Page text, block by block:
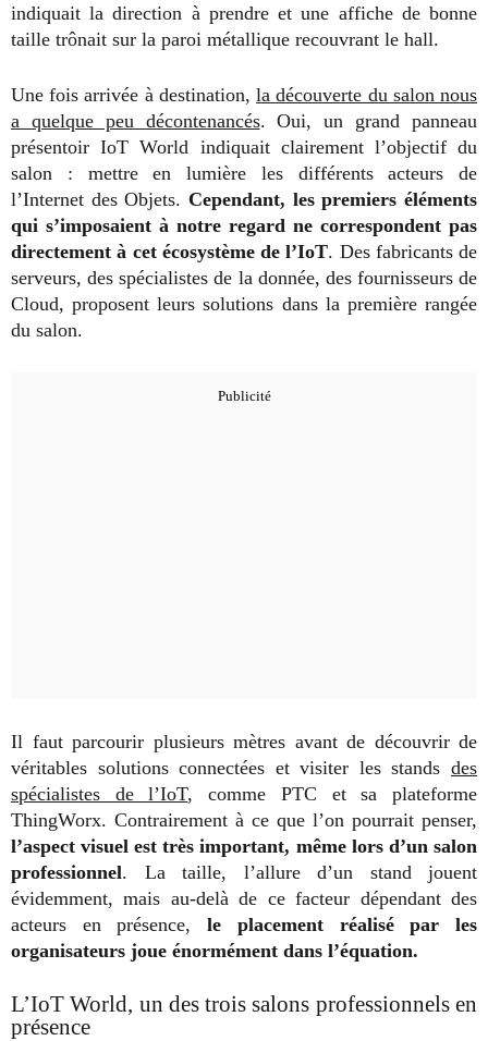
indiquait la direction à prendre et une affiche de bonne
taille trônait sur la paroi métallique recouvrant le hall.
Une fois arrivée à destination,la découverte du salon nous
a quelque peu décontenancés. Oui, un grand panneau
présentoir IoT World indiquait clairement l’objectif du
salon : mettre en lumière les différents acteurs de
l’Internet des Objets. Cependant, les premiers éléments
qui s’imposaient à notre regard ne correspondent pas
directement à cet écosystème de l’IoT. Des fabricants de
serveurs, des spécialistes de la donnée, des fournisseurs de
Cloud, proposent leurs solutions dans la première rangée
du salon.
Il faut parcourir plusieurs mètres avant de découvrir de
véritables solutions connectées et visiter les stands des
spécialistes de l’IoT, comme PTC et sa plateforme
ThingWorx. Contrairement à ce que l’on pourrait penser,
l’aspect visuel est très important, même lors d’un salon
professionnel. La taille, l’allure d’un stand jouent
évidemment, mais au-delà de ce facteur dépendant des
acteurs en présence,
le placement réalisé par les
organisateurs joue énormément dans l’équation.
L’IoT World, un des trois salons professionnels en
présence